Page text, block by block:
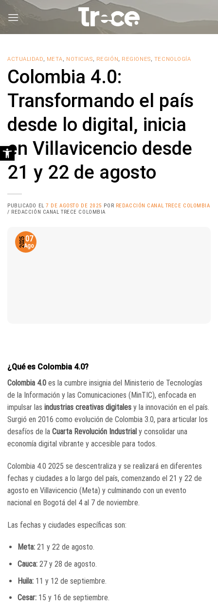
ACTUALIDAD, META, NOTICIAS, REGIÓN, REGIONES, TECNOLOGÍA
Colombia 4.0:
Transformando el país
desde lo digital, inicia
en Villavicencio desde
21 y 22 de agosto
PUBLICADO EL7 DE AGOSTO DE 2025 POR REDACCIÓN CANAL TRECE COLOMBIA
/ REDACCIÓN CANAL TRECE COLOMBIA
07
Ago
2025
¿Qué es Colombia 4.0?
Colombia 4.0 es la cumbre insignia del Ministerio de Tecnologías
de la Información y las Comunicaciones (MinTIC), enfocada en
impulsar las industrias creativas digitales y la innovación en el país.
Surgió en 2016 como evolución de Colombia 3.0, para articular los
desafíos de la Cuarta Revolución Industrial y consolidar una
economía digital vibrante y accesible para todos.
Colombia 4.0 2025 se descentraliza y se realizará en diferentes
fechas y ciudades a lo largo del país, comenzando el 21 y 22 de
agosto en Villavicencio (Meta) y culminando con un evento
nacional en Bogotá del 4 al 7 de noviembre.
Las fechas y ciudades específicas son:
Meta: 21 y 22 de agosto.
Cauca: 27 y 28 de agosto.
Huila: 11 y 12 de septiembre.
Cesar: 15 y 16 de septiembre.
Abrir barra de herramientas